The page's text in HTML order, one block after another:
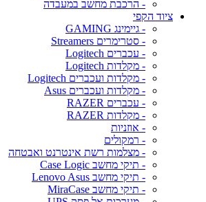
- הרכבת מחשב במעבדה
ציוד הקפי
- גיימינג GAMING
- סטרימרים Streamers
- עכברים Logitech
- מקלדות Logitech
- מקלדות ועכברים Logitech
- מקלדות ועכברים Asus
- עכברים RAZER
- מקלדות RAZER
- אוזניות
- רמקולים
- מצלמות רשת אינטרנט ואבטחה
- תיקי מחשב Case Logic
- תיקי מחשב Lenovo Asus
- תיקי מחשב MiraCase